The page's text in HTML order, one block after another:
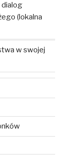
dialog
(lokalna
w swojej